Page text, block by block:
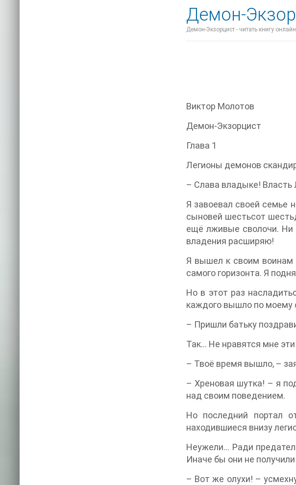
Демон-
Демон-Экзорцист - читать книгу
Виктор Молотов
Демон-Экзорцист
Глава 1
Легионы демонов
– Слава владыке! Власть
Я завоевал своей семье
сыновей шестьсот
ещё лживые сволочи. Ни
владения расширяю!
Я вышел к своим воинам
самого горизонта. Я
Но в этот раз
каждого вышло по моему
– Пришли батьку
Так… Не нравятся мне
– Твоё время вышло, –
– Хреновая шутка! – я
над своим поведением.
Но последний портал
находившиеся внизу
Неужели… Ради
Иначе бы они не
– Вот же олухи! –